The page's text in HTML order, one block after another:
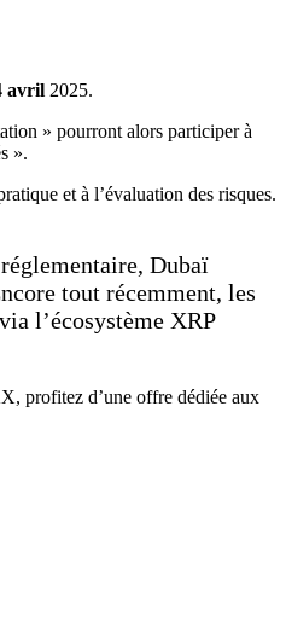
avril 2025.
» pourront alors participer à
».
et à l’évaluation des risques.
Dubaï
tout récemment, les
l’écosystème XRP
profitez d’une offre dédiée aux